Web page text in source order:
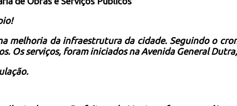
melhoria da infraestrutura da cidade. Seguindo o
Os serviços, foram iniciados na Avenida General